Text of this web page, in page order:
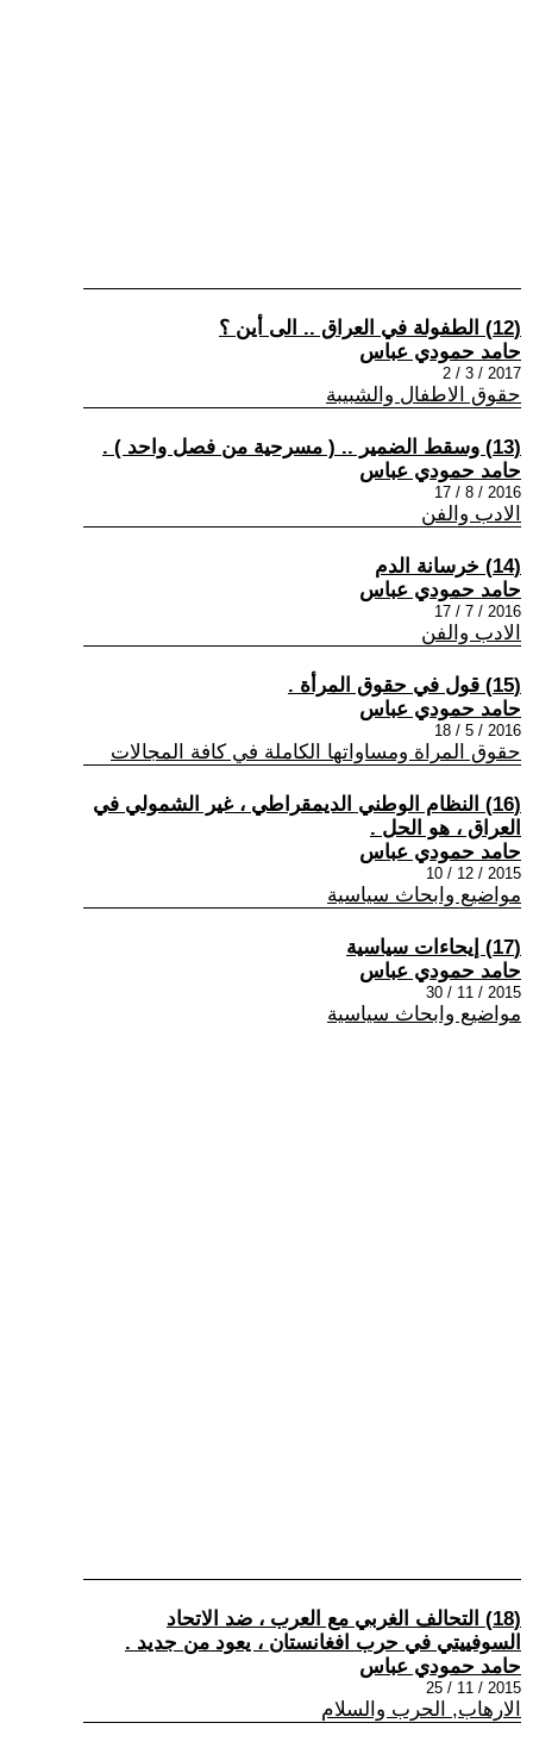
(12) الطفولة في العراق .. الى أين ؟
حامد حمودي عباس
2017 / 3 / 2
حقوق الاطفال والشبيبة
(13) وسقط الضمير .. ( مسرحية من فصل واحد ) .
حامد حمودي عباس
2016 / 8 / 17
الادب والفن
(14) خرسانة الدم
حامد حمودي عباس
2016 / 7 / 17
الادب والفن
(15) قول في حقوق المرأة .
حامد حمودي عباس
2016 / 5 / 18
حقوق المراة ومساواتها الكاملة في كافة المجالات
(16) النظام الوطني الديمقراطي ، غير الشمولي في
العراق ، هو الحل .
حامد حمودي عباس
2015 / 12 / 10
مواضيع وابحاث سياسية
(17) إيحاءات سياسية
حامد حمودي عباس
2015 / 11 / 30
مواضيع وابحاث سياسية
(18) التحالف الغربي مع العرب ، ضد الاتحاد
السوفييتي في حرب افغانستان ، يعود من جديد .
حامد حمودي عباس
2015 / 11 / 25
الارهاب, الحرب والسلام